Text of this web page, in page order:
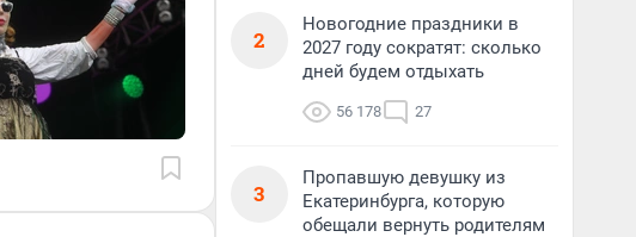
2
Новогодние праздники в
2027 году сократят: сколько
дней будем отдыхать
56 178 27
3
Пропавшую девушку из
Екатеринбурга, которую
обещали вернуть родителям